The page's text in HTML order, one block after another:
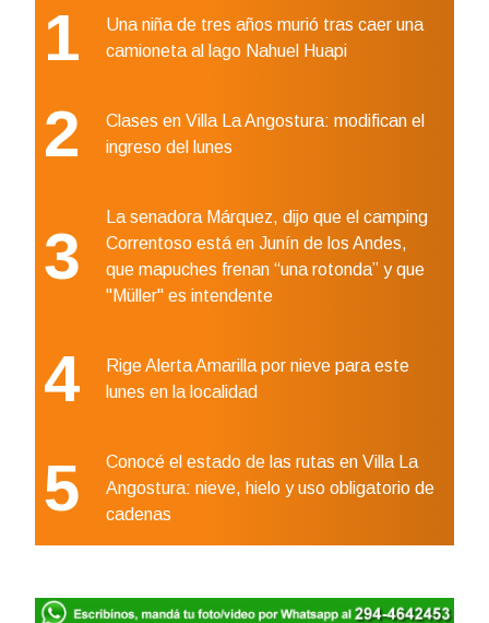
1
Una niña de tres años murió tras caer una
camioneta al lago Nahuel Huapi
2
Clases en Villa La Angostura: modifican el
ingreso del lunes
3
La senadora Márquez, dijo que el camping
Correntoso está en Junín de los Andes,
que mapuches frenan “una rotonda” y que
"Müller" es intendente
4
Rige Alerta Amarilla por nieve para este
lunes en la localidad
5
Conocé el estado de las rutas en Villa La
Angostura: nieve, hielo y uso obligatorio de
cadenas